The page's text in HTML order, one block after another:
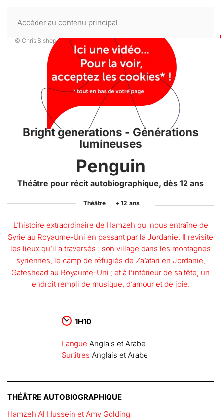
Accéder au contenu principal
© Chris Bishop-
Bright generations - Générations
lumineuses
Penguin
Théâtre pour récit autobiographique, dès 12 ans
Théâtre + 12 ans
L’histoire extraordinaire de Hamzeh qui nous entraîne de
Syrie au Royaume-Uni en passant par la Jordanie. Il revisite
les lieux qu’il a traversés : son village dans les montagnes
syriennes, le camp de réfugiés de Za’atari en Jordanie,
Gateshead au Royaume-Uni ; et à l’intérieur de sa tête, un
endroit rempli de musique, d’amour et de joie.
1H10
Langue Anglais et Arabe
Surtitres Anglais et Arabe
THÉÂTRE AUTOBIOGRAPHIQUE
Hamzeh Al Hussein et Amy Golding